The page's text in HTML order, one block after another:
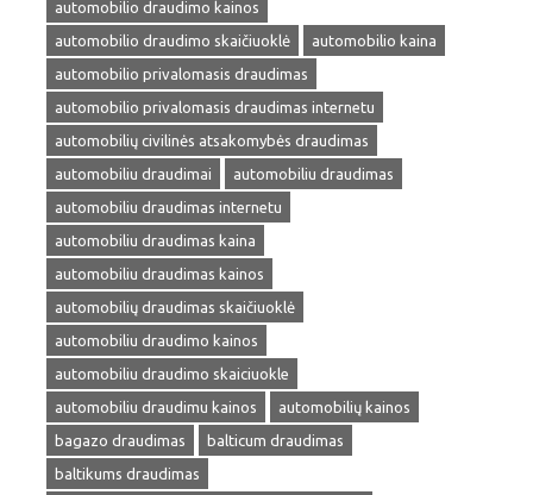
automobilio draudimo kainos
automobilio draudimo skaičiuoklė
automobilio kaina
automobilio privalomasis draudimas
automobilio privalomasis draudimas internetu
automobilių civilinės atsakomybės draudimas
automobiliu draudimai
automobiliu draudimas
automobiliu draudimas internetu
automobiliu draudimas kaina
automobiliu draudimas kainos
automobilių draudimas skaičiuoklė
automobiliu draudimo kainos
automobiliu draudimo skaiciuokle
automobiliu draudimu kainos
automobilių kainos
bagazo draudimas
balticum draudimas
baltikums draudimas